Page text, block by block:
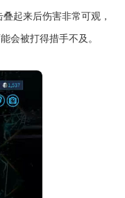
起来后伤害非常可观，
会被打得措手不及。